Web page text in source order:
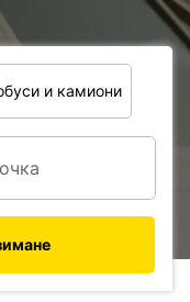
и камиони